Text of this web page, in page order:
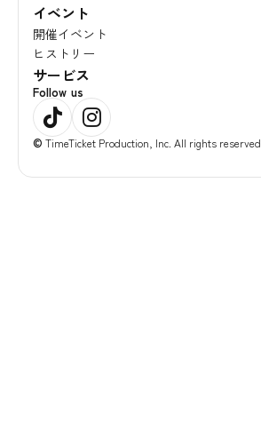
イベント
開催イベント
ヒストリー
サービス
© TimeTicket Production, Inc. All rights reserved.
Follow us